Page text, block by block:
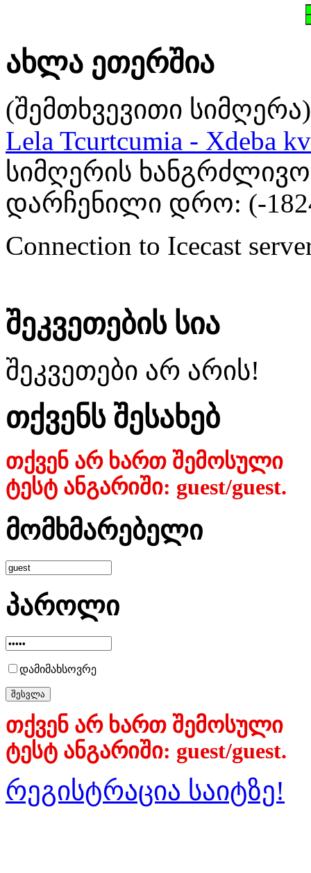
ახლა ეთერშია
(შემთხვევითი სიმღერა)
Lela Tcurtcumia - Xdeba
სიმღერის
დარჩენილი დრო: (-
Connection to Icecast
შეკვეთების სია
შეკვეთები არ არის!
თქვენს შესახებ
თქვენ არ ხართ შემოსული
ტესტ ანგარიში: guest/guest.
მომხმარებელი
პაროლი
დამიმახსოვრე
თქვენ არ ხართ შემოსული
ტესტ ანგარიში: guest/guest.
რეგისტრაცია საიტზე!